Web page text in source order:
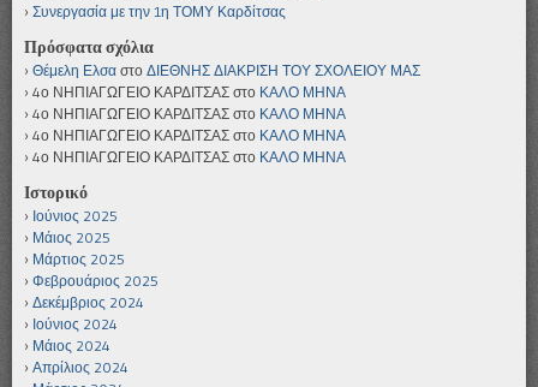
Συνεργασία με την 1η ΤΟΜΥ Καρδίτσας
Πρόσφατα σχόλια
Θέμελη Ελσα στο ΔΙΕΘΝΗΣ ΔΙΑΚΡΙΣΗ ΤΟΥ ΣΧΟΛΕΙΟΥ ΜΑΣ
4ο ΝΗΠΙΑΓΩΓΕΙΟ ΚΑΡΔΙΤΣΑΣ στο ΚΑΛΟ ΜΗΝΑ
4ο ΝΗΠΙΑΓΩΓΕΙΟ ΚΑΡΔΙΤΣΑΣ στο ΚΑΛΟ ΜΗΝΑ
4ο ΝΗΠΙΑΓΩΓΕΙΟ ΚΑΡΔΙΤΣΑΣ στο ΚΑΛΟ ΜΗΝΑ
4ο ΝΗΠΙΑΓΩΓΕΙΟ ΚΑΡΔΙΤΣΑΣ στο ΚΑΛΟ ΜΗΝΑ
Ιστορικό
Ιούνιος 2025
Μάιος 2025
Μάρτιος 2025
Φεβρουάριος 2025
Δεκέμβριος 2024
Ιούνιος 2024
Μάιος 2024
Απρίλιος 2024